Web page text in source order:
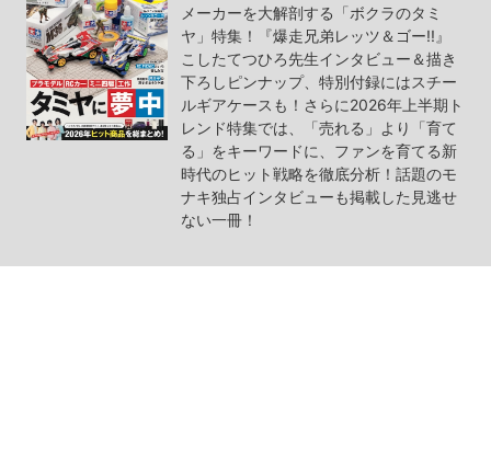
メーカーを大解剖する「ボクラのタミ
ヤ」特集！『爆走兄弟レッツ＆ゴー!!』
こしたてつひろ先生インタビュー＆描き
下ろしピンナップ、特別付録にはスチー
ルギアケースも！さらに2026年上半期ト
レンド特集では、「売れる」より「育て
る」をキーワードに、ファンを育てる新
時代のヒット戦略を徹底分析！話題のモ
ナキ独占インタビューも掲載した見逃せ
ない一冊！